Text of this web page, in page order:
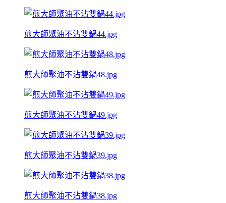
煎大師聚油不沾雙鍋44.jpg
煎大師聚油不沾雙鍋48.jpg
煎大師聚油不沾雙鍋49.jpg
煎大師聚油不沾雙鍋39.jpg
煎大師聚油不沾雙鍋38.jpg